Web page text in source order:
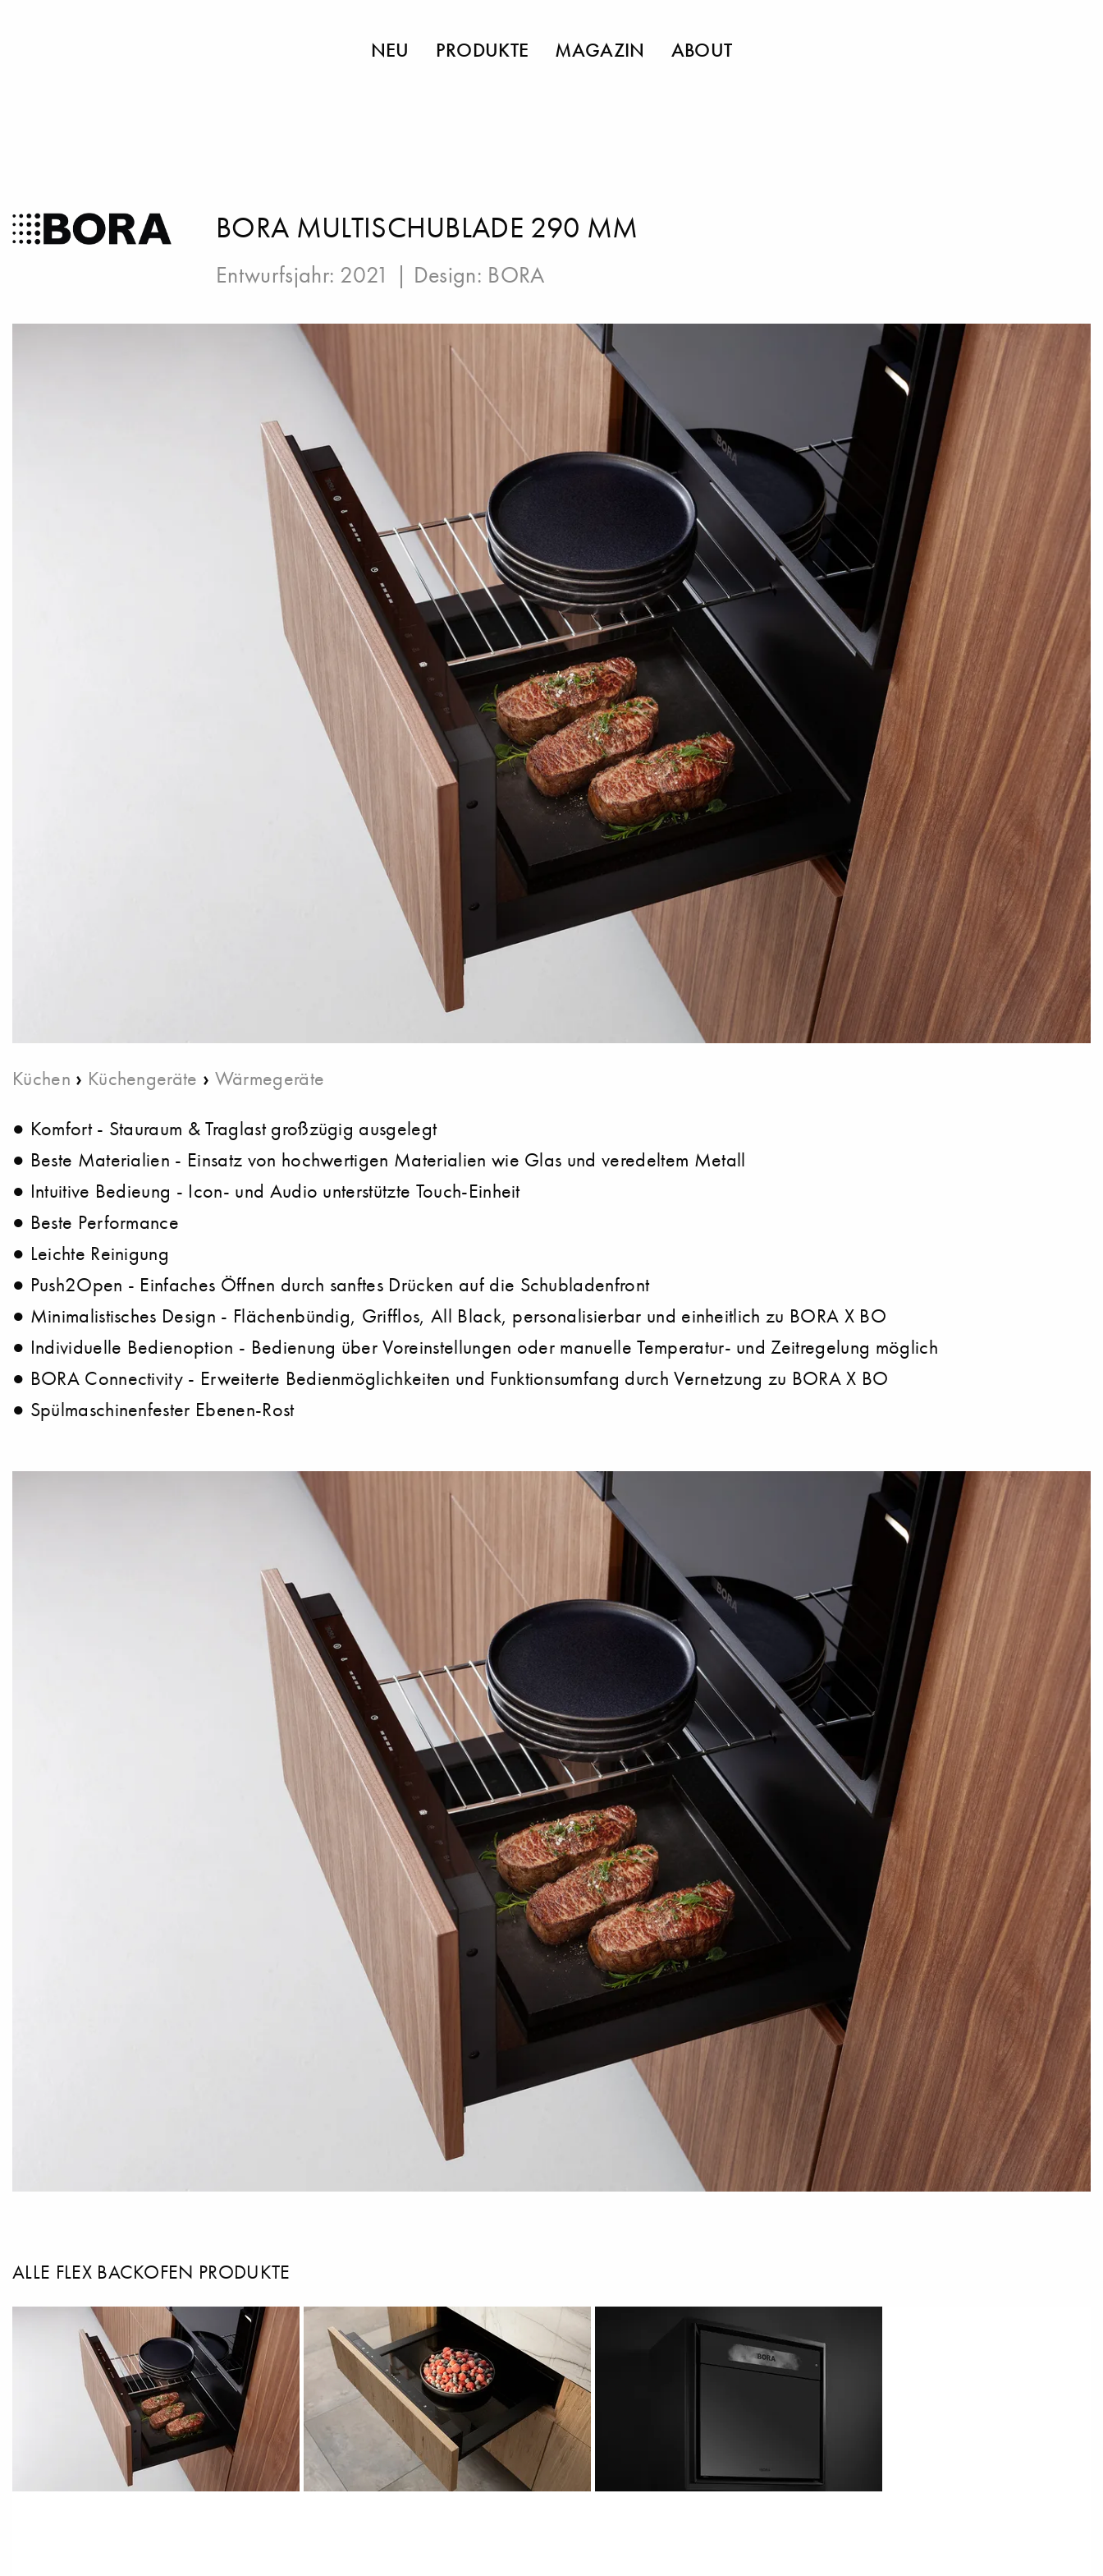
NEU PRODUKTE MAGAZIN ABOUT
BORA MULTISCHUBLADE 290 MM
Entwurfsjahr: 2021 | Design: BORA
Küchen › Küchengeräte › Wärmegeräte
● Komfort - Stauraum & Traglast großzügig ausgelegt
● Beste Materialien - Einsatz von hochwertigen Materialien wie Glas und veredeltem Metall
● Intuitive Bedieung - Icon- und Audio unterstützte Touch-Einheit
● Beste Performance
● Leichte Reinigung
● Push2Open - Einfaches Öffnen durch sanftes Drücken auf die Schubladenfront
● Minimalistisches Design - Flächenbündig, Grifflos, All Black, personalisierbar und einheitlich zu BORA X BO
● Individuelle Bedienoption - Bedienung über Voreinstellungen oder manuelle Temperatur- und Zeitregelung möglich
● BORA Connectivity - Erweiterte Bedienmöglichkeiten und Funktionsumfang durch Vernetzung zu BORA X BO
● Spülmaschinenfester Ebenen-Rost
ALLE FLEX BACKOFEN PRODUKTE